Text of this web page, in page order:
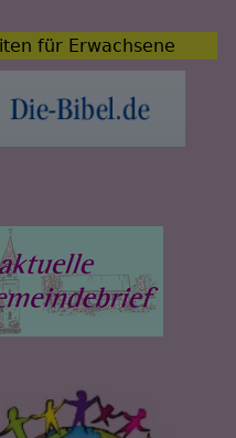
für Erwachsene